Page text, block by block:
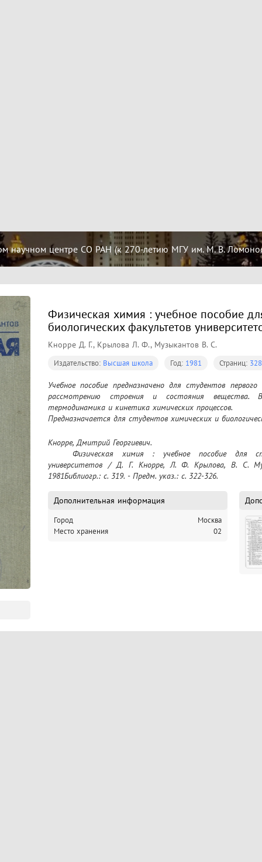
научном центре СО РАН (к 270-летию МГУ им. М. В.
Физическая химия : учебное пособие
биологических факультетов
Кнорре Д. Г., Крылова Л. Ф., Музыкантов В. С.
Издательство: Высшая школа Год: 1981 Страниц: 328
Учебное пособие предназначено для студентов
рассмотрению строения и состояния вещества.
термодинамика и кинетика химических процессов.
Предназначается для студентов химических и
Кнорре, Дмитрий Георгиевич.
университетов / Д. Г. Кнорре, Л. Ф. Крылова, В. С.
1981Библиогр.: с. 319. - Предм. указ.: с. 322-326.
Дополнительная информация
Город
Москва
Место хранения
02